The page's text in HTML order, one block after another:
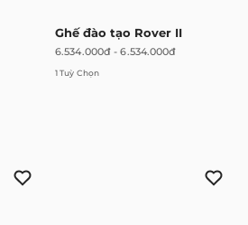
Ghế đào tạo Rover II
6.534.000đ -6.534.000đ
1 Tuỳ Chọn